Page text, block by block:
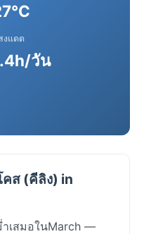
งแดด
วัน
คส (คีลิง) in
เสมอในMarch —